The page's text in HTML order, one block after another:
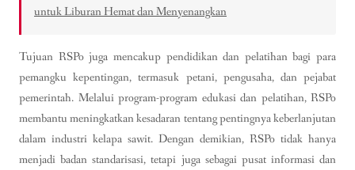
untuk Liburan Hemat dan Menyenangkan
Tujuan RSPo juga mencakup pendidikan dan pelatihan bagi para
pemangku kepentingan, termasuk petani, pengusaha, dan pejabat
pemerintah. Melalui program-program edukasi dan pelatihan, RSPo
membantu meningkatkan kesadaran tentang pentingnya keberlanjutan
dalam industri kelapa sawit. Dengan demikian, RSPo tidak hanya
menjadi badan standarisasi, tetapi juga sebagai pusat informasi dan